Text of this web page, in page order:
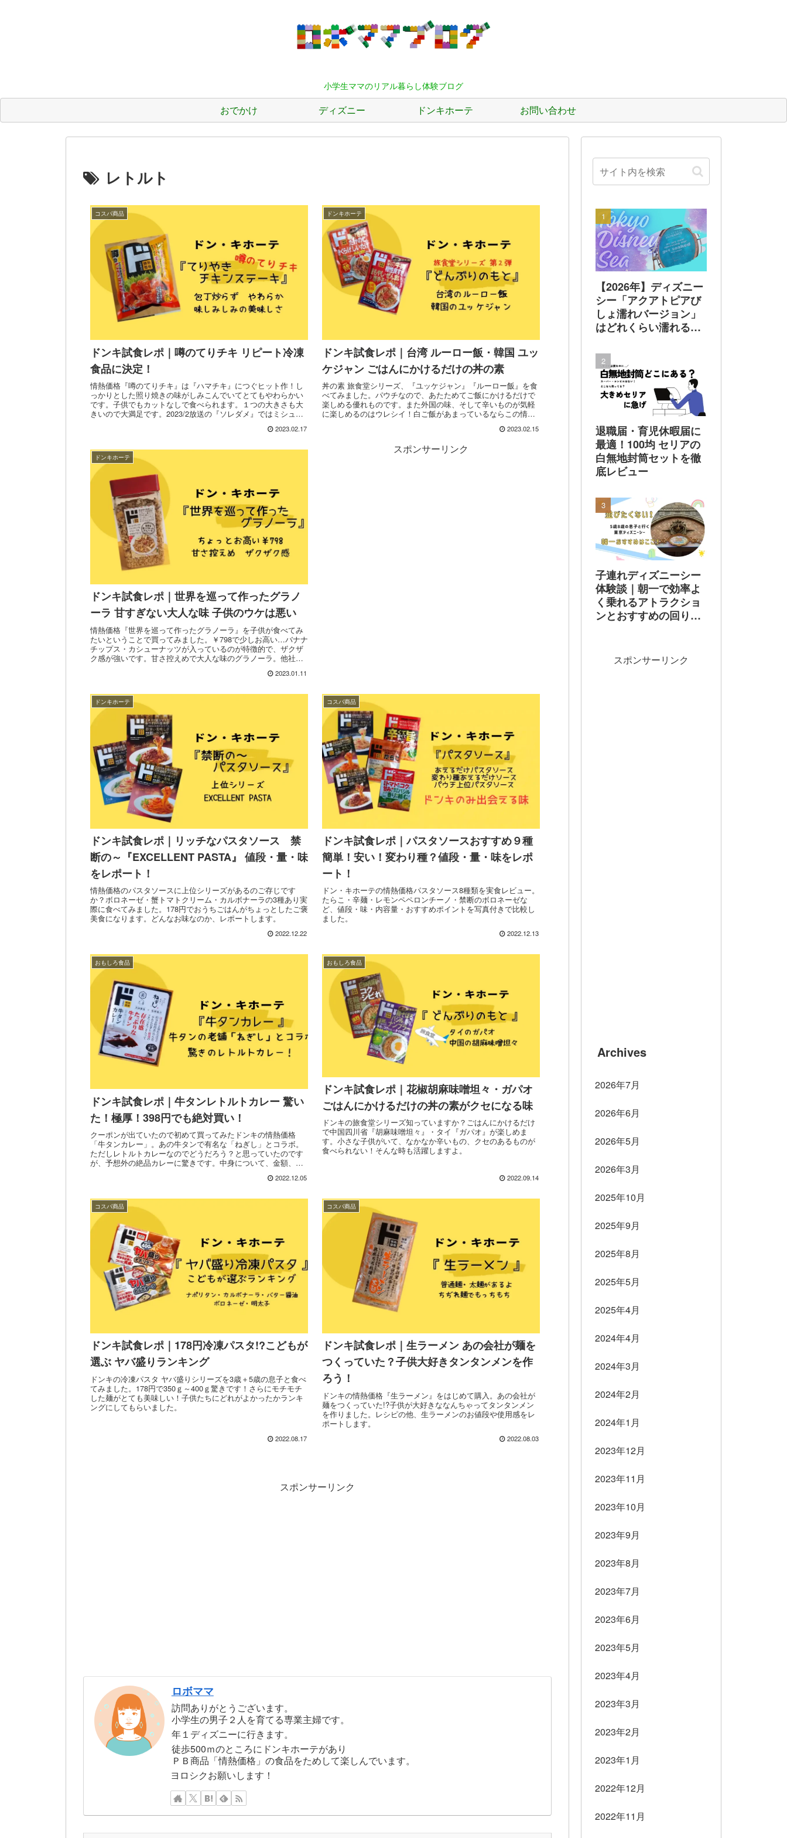
小学生ママのリアル暮らし体験ブログ
おでかけ ディズニー ドンキホーテ お問い合わせ
レトルト
コスパ商品
ドンキ試食レポ｜噂のてりチキ リピート冷凍
食品に決定！
情熱価格『噂のてりチキ』は『ハマチキ』につぐヒット作！し
っかりとした照り焼きの味がしみこんでいてとてもやわらかい
です。子供でもカットなしで食べられます。１つの大きさも大
きいので大満足です。2023/2放送の『ソレダメ』ではミシュラ
分量などとあわせて週２～3回ドンキに行くロボママが実食レポ
2023.02.17
ドンキホーテ
ドンキ試食レポ｜台湾 ルーロー飯・韓国 ユッ
ケジャン ごはんにかけるだけの丼の素
丼の素 旅食堂シリーズ、『ユッケジャン』『ルーロー飯』を食
べてみました。パウチなので、あたためてご飯にかけるだけで
楽しめる優れものです。また外国の味、そして辛いものが気軽
に楽しめるのはウレシイ！白ご飯があまっているならこの情熱
2023.02.15
ドンキホーテ
ドンキ試食レポ｜世界を巡って作ったグラノ
ーラ 甘すぎない大人な味 子供のウケは悪い
情熱価格『世界を巡って作ったグラノーラ』を子供が食べてみ
たいということで買ってみました。￥798で少しお高い…バナナ
チップス・カシューナッツが入っているのが特徴的で、ザクザ
ク感が強いです。甘さ控えめで大人な味のグラノーラ。他社グ
2023.01.11
スポンサーリンク
ドンキホーテ
ドンキ試食レポ｜リッチなパスタソース 禁
断の～『EXCELLENT PASTA』 値段・量・味
をレポート！
情熱価格のパスタソースに上位シリーズがあるのご存じです
か？ボロネーゼ・蟹トマトクリーム・カルボナーラの3種あり実
際に食べてみました。178円でおうちごはんがちょっとしたご褒
美食になります。どんなお味なのか、レポートします。
2022.12.22
コスパ商品
ドンキ試食レポ｜パスタソースおすすめ９種
簡単！安い！変わり種？値段・量・味をレポ
ート！
ドン・キホーテの情熱価格パスタソース8種類を実食レビュー。
たらこ・辛麺・レモンペペロンチーノ・禁断のボロネーゼな
ど、値段・味・内容量・おすすめポイントを写真付きで比較し
ました。
2022.12.13
おもしろ食品
ドンキ試食レポ｜牛タンレトルトカレー 驚い
た！極厚！398円でも絶対買い！
クーポンが出ていたので初めて買ってみたドンキの情熱価格
「牛タンカレー」。あの牛タンで有名な「ねぎし」とコラボ。
ただしレトルトカレーなのでどうだろう？と思っていたのです
が、予想外の絶品カレーに驚きです。中身について、金額、容
2022.12.05
おもしろ食品
ドンキ試食レポ｜花椒胡麻味噌坦々・ガパオ
ごはんにかけるだけの丼の素がクセになる味
ドンキの旅食堂シリーズ知っていますか？ごはんにかけるだけ
で中国四川省『胡麻味噌坦々』・タイ『ガパオ』が楽しめま
す。小さな子供がいて、なかなか辛いもの、クセのあるものが
食べられない！そんな時も活躍しますよ。
2022.09.14
コスパ商品
ドンキ試食レポ｜178円冷凍パスタ!?こどもが
選ぶ ヤバ盛りランキング
ドンキの冷凍パスタ ヤバ盛りシリーズを3歳＋5歳の息子と食べ
てみました。178円で350ｇ～400ｇ驚きです！さらにモチモチ
した麺がとても美味しい！子供たちにどれがよかったかランキ
ングにしてもらいました。
2022.08.17
コスパ商品
ドンキ試食レポ｜生ラーメン あの会社が麺を
つくっていた？子供大好きタンタンメンを作
ろう！
ドンキの情熱価格『生ラーメン』をはじめて購入。あの会社が
麺をつくっていた!?子供が大好きななんちゃってタンタンメン
を作りました。レシピの他、生ラーメンのお値段や使用感をレ
ポートします。
2022.08.03
スポンサーリンク
ロボママ
訪問ありがとうございます。
小学生の男子２人を育てる専業主婦です。
年１ディズニーに行きます。
徒歩500ｍのところにドンキホーテがあり
ＰＢ商品「情熱価格」の食品をためして楽しんでいます。
ヨロシクお願いします！
【2026年】ディズニー
シー「アクアトピアび
しょ濡れバージョン」
はどれくらい濡れる？
レインポンチョで乗っ
てみた 実体験でレビ
ュー
退職届・育児休暇届に
最適！100均 セリアの
白無地封筒セットを徹
底レビュー
子連れディズニーシー
体験談｜朝一で効率よ
く乗れるアトラクショ
ンとおすすめの回り方
スポンサーリンク
Archives
2026年7月
2026年6月
2026年5月
2026年3月
2025年10月
2025年9月
2025年8月
2025年5月
2025年4月
2024年4月
2024年3月
2024年2月
2024年1月
2023年12月
2023年11月
2023年10月
2023年9月
2023年8月
2023年7月
2023年6月
2023年5月
2023年4月
2023年3月
2023年2月
2023年1月
2022年12月
2022年11月